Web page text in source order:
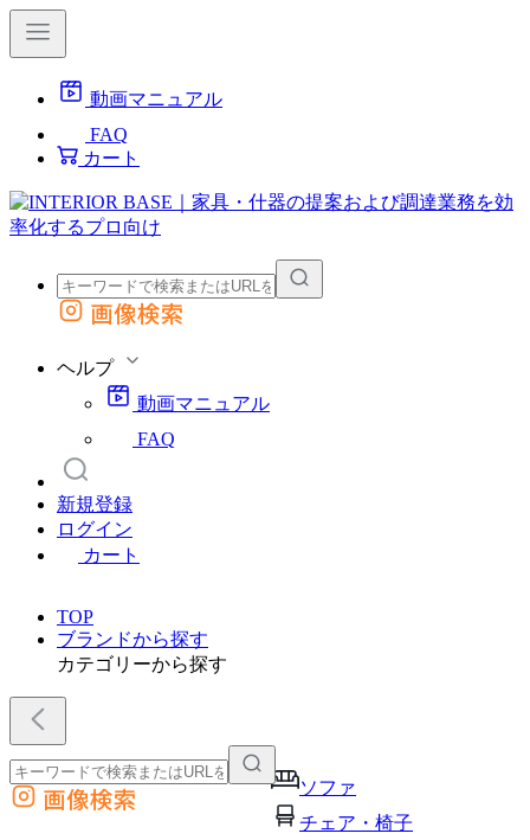
動画マニュアル
FAQ
カート
外部サイトの商品をカートに追加
画像検索
ヘルプ
動画マニュアル
FAQ
新規登録
ログイン
カート
TOP
ブランドから探す
カテゴリーから探す
ソファ
チェア・椅子
外部サイトの商品をカートに追加
他のサイトで見つけた商品ページのURLを貼り付けて、カートに追加できます
画像検索